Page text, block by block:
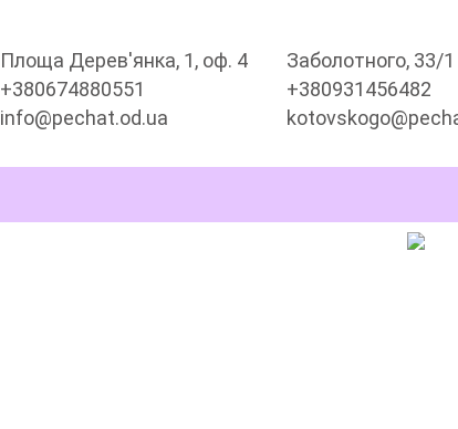
Площа Дерев'янка, 1, оф. 4
+380674880551
info@pechat.od.ua
Заболотного, 33/1
+380931456482